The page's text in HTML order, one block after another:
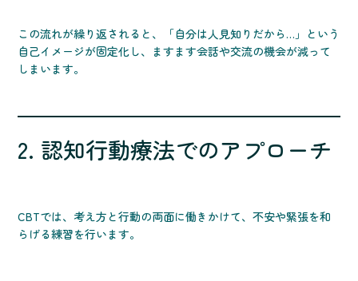
この流れが繰り返されると、「自分は人見知りだから…」という
自己イメージが固定化し、ますます会話や交流の機会が減って
しまいます。
2. 認知行動療法でのアプローチ
CBTでは、考え方と行動の両面に働きかけて、不安や緊張を和
らげる練習を行います。